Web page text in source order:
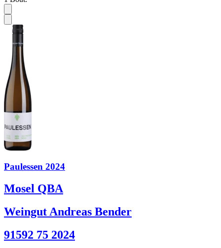
Paulessen 2024
Mosel QBA
Weingut Andreas Bender
91592 75 2024